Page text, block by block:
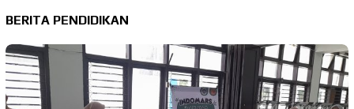
BERITA PENDIDIKAN